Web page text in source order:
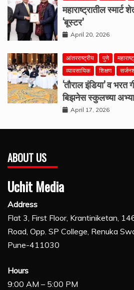
महाराष्ट्रातील स्मार्ट
‘बूस्टर’
April 20, 2026
आंतरराष्ट्रीय पुणे
व्यावसायिक
शिक्षण
‘तौराल इंडिया’ व भरत
बिझनेस स्कुलच्या
April 17, 2026
ABOUT US
Uchit Media
Address
Flat 3, First Floor, Krantiniketan,
Road, Opp. SP College, Renuka
Pune-411030
Hours
9:00 AM – 5:00 PM